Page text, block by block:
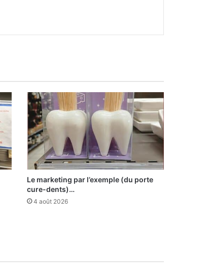
Le marketing par l’exemple (du porte
cure-dents)…
4 août 2026